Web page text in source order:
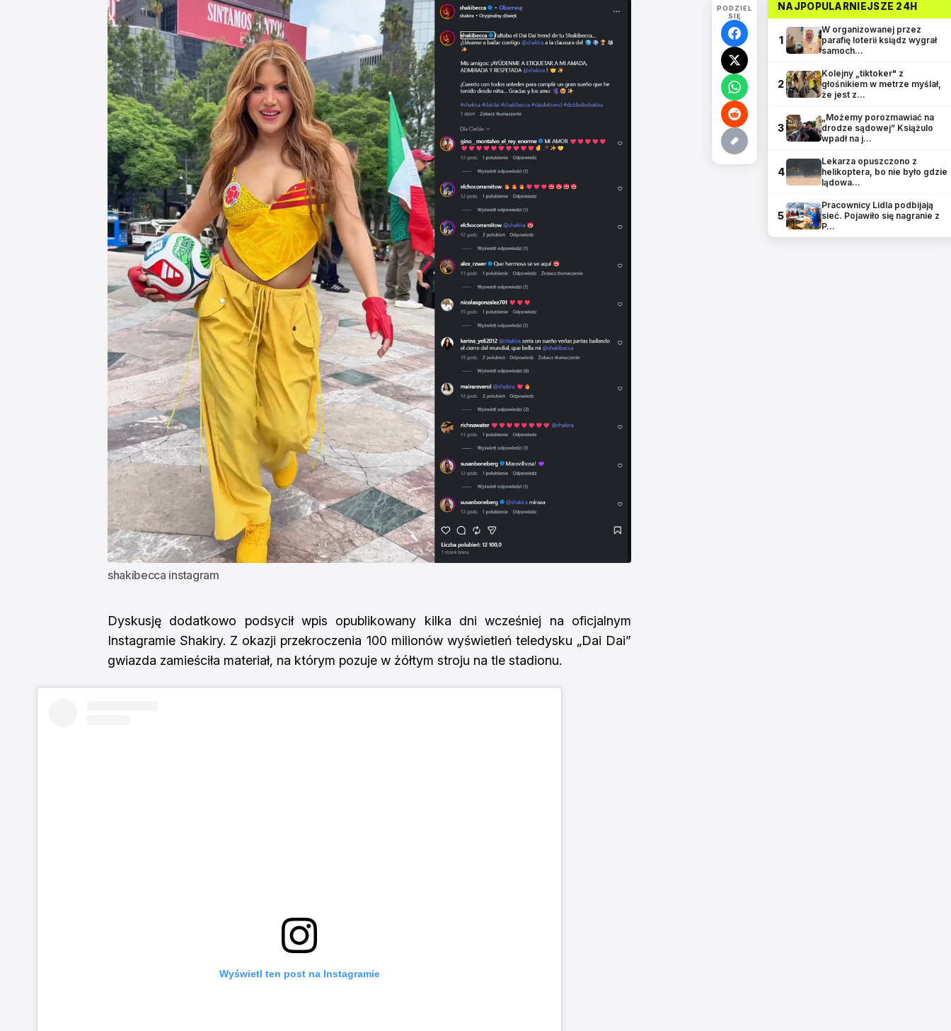
shakibecca instagram
Dyskusję dodatkowo podsycił wpis opublikowany kilka dni wcześniej na oficjalnym
Instagramie Shakiry. Z okazji przekroczenia 100 milionów wyświetleń teledysku „Dai Dai”
gwiazda zamieściła materiał, na którym pozuje w żółtym stroju na tle stadionu.
Wyświetl ten post na Instagramie
PODZIEL
SIĘ
NAJPOPULARNIEJSZE 24H
1
W organizowanej przez
parafię loterii ksiądz wygrał
samoch…
2
Kolejny „tiktoker" z
głośnikiem w metrze myślał,
że jest z…
3
„Możemy porozmawiać na
drodze sądowej” Książulo
wpadł na j…
4
Lekarza opuszczono z
helikoptera, bo nie było gdzie
lądowa…
5
Pracownicy Lidla podbijają
sieć. Pojawiło się nagranie z
P…